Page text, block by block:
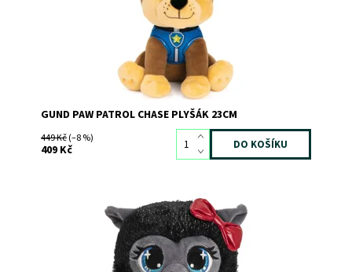
GUND PAW PATROL CHASE PLYŠÁK 23CM
449 Kč(–8 %)
409 Kč
Skladem3
9945
SPIN MASTER